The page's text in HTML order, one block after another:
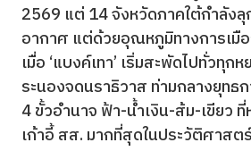
2569 แต่ 14 จังหวัดภาคใต้กำลังลุ
อากาศ แต่ด้วยอุณหภูมิทางการเมื
เมื่อ ‘แบงค์เทา’ เริ่มสะพัดไปทั่วทุ
ระนองจดนราธิวาส ท่ามกลางยุทธก
4 ขั้วอำนาจ ฟ้า-น้ำเงิน-ส้ม-เขียว
เก้าอี้ สส. มากที่สุดในประวัติศาสต